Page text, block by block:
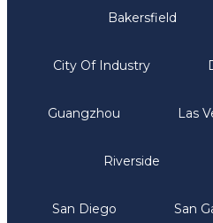
Bakersfield
City Of Industry
Guangzhou Las
Riverside
San Diego San